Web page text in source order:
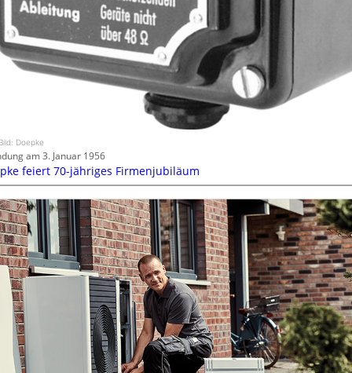
Doepke
am 3. Januar 1956
feiert 70-jähriges Firmenjubiläum